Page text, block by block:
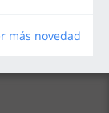
más novedad